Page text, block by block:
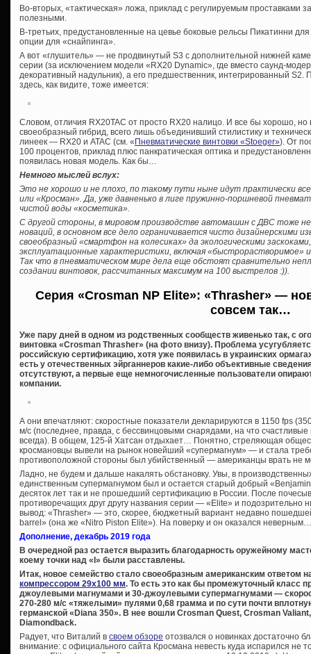
Во-вторых, «тактическая» ложа, приклад с регулируемым
полезными.
В-третьих, предустановленные на цевье боковые рельсы Пикатинни
опции для «снайпинга».
А вот «глушитель» — не продвинутый S3 с дополнительной нижней
серии (за исключением модели «RX20 Dynamic», где вместо саунд-
декоративный надульник), а его предшественник, интегрированный S2.
здесь, как видите, тоже имеется:
Словом, отличия RX20TAC от просто RX20 налицо. И все бы хорошо,
своеобразный гибрид, всего лишь объединивший стилистику и
линеек — RX20 и ATAC (см. «Пневматические винтовки «Stoeger»). От
100 процентов, приклад плюс панкратическая оптика и
появилась новая модель. Как бы…
Немного мыслей вслух:
Это не хорошо и не плохо, по такому пути ныне идут практически
или «Кросман». Да, уже давненько в лиге пружинно-поршневой
чистой воды «косметика».
С другой стороны, в мировом производстве автомашин с ДВС тоже
новаций, в основном все дело ограничивается чисто дизайнерскими
своеобразный «смартфон на колесиках» да экологическими
эксплуатационные характеристики, включая «быстрорастворимое»
Так что в пневматическом мире дела еще обстоят сравнительно
создании винтовок, рассчитанных максимум на 100 выстрелов :)).
Серия «Crosman NP Elite»: «Thrasher» —
совсем так…
Уже пару дней в одном из родственных сообществ живенько так, с
винтовка «Crosman Thrasher» (на фото внизу). Проблема
российскую сертификацию, хотя уже появилась в украинских
есть у отечественных эйрганнеров какие-либо объективные
отсутствуют, а первые еще немногочисленные пользователи
компании.
А они впечатляют: скоростные показатели декларируются в 1150 fps
м/с (последнее, правда, с бессвинцовыми снарядами, на что
всегда). В общем, 125-й Хатсан отдыхает… Понятно, стреляющая
кросмановцы вывели на рынок новейший «супермагнум» — и стала
противоположной стороны был убийственный — американцы врать не
Ладно, не будем и дальше накалять обстановку. Увы, в
единственным супермагнумом был и остается старый добрый
десяток лет так и не прошедший сертификацию в России. После
противоречащих друг другу названия серии — «Elite» и подозрительно
вывод: «Thrasher» — это, скорее, бюджетный вариант недавно
barrel» (она же «Nitro Piston Elite»). На поверку и он оказался неверным…
Дополнение, декабрь 2019 года
В очередной раз остается выразить благодарность оружейному
коему точки над «I» были расставлены.
Итак, новое семейство стало своеобразным американским ответом
компрессором 29х100 мм. То есть это как бы промежуточный класс
джоулевыми магнумами и 30-джоулевыми супермагнумами —
270-280 м/с «тяжелыми» пулями 0,68 грамма и по сути почти
германской «Diana 350». В нее вошли Crosman Quest, Crosman
Diamondback.
Радует, что Виталий в своем обзоре отозвался о новинках достаточно
внимание: с официального сайта Кросмана невесть куда испарился не